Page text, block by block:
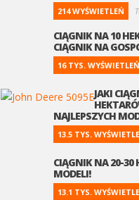
214 WYŚWIETLEŃ
CIĄGNIK NA 10
CIĄGNIK NA
16 TYS. WYŚWIETLEŃ
JAKI
NAJLEPSZYCH
13.5 TYS.
CIĄGNIK NA 20-30
MODELI!
13.1 TYS.